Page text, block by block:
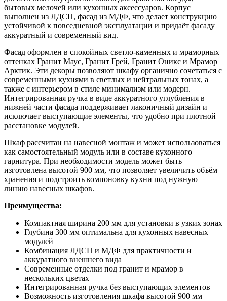
бытовых мелочей или кухонных аксессуаров. Корпус
выполнен из ЛДСП, фасад из МДФ, что делает конструкцию
устойчивой к повседневной эксплуатации и придаёт фасаду
аккуратный и современный вид.
Фасад оформлен в спокойных светло-каменных и мраморных
оттенках Гранит Маус, Гранит Грей, Гранит Оникс и Мрамор
Арктик. Эти декоры позволяют шкафу органично сочетаться с
современными кухнями в светлых и нейтральных тонах, а
также с интерьером в стиле минимализм или модерн.
Интегрированная ручка в виде аккуратного углубления в
нижней части фасада поддерживает лаконичный дизайн и
исключает выступающие элементы, что удобно при плотной
расстановке модулей.
Шкаф рассчитан на навесной монтаж и может использоваться
как самостоятельный модуль или в составе кухонного
гарнитура. При необходимости модель может быть
изготовлена высотой 900 мм, что позволяет увеличить объём
хранения и подстроить компоновку кухни под нужную
линию навесных шкафов.
Преимущества:
Компактная ширина 200 мм для установки в узких зонах
Глубина 300 мм оптимальна для кухонных навесных
модулей
Комбинация ЛДСП и МДФ для практичности и
аккуратного внешнего вида
Современные отделки под гранит и мрамор в
нескольких цветах
Интегрированная ручка без выступающих элементов
Возможность изготовления шкафа высотой 900 мм